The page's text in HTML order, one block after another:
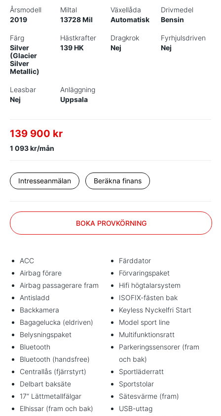
Årsmodell
2019
Miltal
13728 Mil
Växellåda
Automatisk
Drivmedel
Bensin
Färg
Silver
(Glacier
Silver
Metallic)
Hästkrafter
139 HK
Dragkrok
Nej
Fyrhjulsdriven
Nej
Leasbar
Nej
Anläggning
Uppsala
139 900 kr
1 093 kr/mån
Intresseanmälan Beräkna finans
BOKA PROVKÖRNING
ACC
Airbag förare
Airbag passagerare fram
Antisladd
Backkamera
Bagagelucka (eldriven)
Belysningspaket
Bluetooth
Bluetooth (handsfree)
Centrallås (fjärrstyrt)
Delbart baksäte
17” Lättmetallfälgar
Elhissar (fram och bak)
Färddator
Förvaringspaket
Hifi högtalarsystem
ISOFIX-fästen bak
Keyless Nyckelfri Start
Model sport line
Multifunktionsratt
Parkeringssensorer (fram
och bak)
Sportläderratt
Sportstolar
Sätesvärme (fram)
USB-uttag